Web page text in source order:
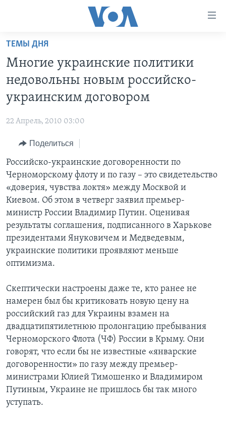
Перейти
основной
контент
основной
навигации
Перейти
поиск
ПРОГРАММЫ
ИТОГИ
ПОЧЕМУ ЭТО ВАЖНО?
ДИСКУССИЯ VOA
ДЕТАЛИ
НЬЮ-ЙОРК NEW YORK
АМЕРИКА. БОЛЬШОЕ ПУТЕШЕСТВИЕ
НАША АМЕРИКАНСКАЯ ИСТОРИЯ
А КАК В АМЕРИКЕ?
АРТЕФАКТЫ
АМЕРИКАНСКИЕ ГОРОДКИ
ТЕСТЫ
ИНТЕРВЬЮ
ФАКТЫ ПРОТИВ ФЕЙКОВ
ЗА СВОБОДУ ПРЕССЫ
УЧИМ АНГЛИЙСКИЙ
ВИДЕО
ПОДПИСКА НА НОВОСТИ
Learning English
Языки
ТЕМЫ ДНЯ
Многие украинские политики
недовольны новым российско-
украинским договором
22 Апрель, 2010 03:00
Поделиться
Российско-украинские договоренности по
Черноморскому флоту и по газу – это свидетельство
«доверия, чувства локтя» между Москвой и
Киевом. Об этом в четверг заявил премьер-
министр России Владимир Путин. Оценивая
результаты соглашения, подписанного в Харькове
президентами Януковичем и Медведевым,
украинские политики проявляют меньше
оптимизма.
Скептически настроены даже те, кто ранее не
намерен был бы критиковать новую цену на
российский газ для Украины взамен на
двадцатипятилетнюю пролонгацию пребывания
Черноморского Флота (ЧФ) России в Крыму. Они
говорят, что если бы не известные «январские
договоренности» по газу между премьер-
министрами Юлией Тимошенко и Владимиром
Путиным, Украине не пришлось бы так много
уступать.